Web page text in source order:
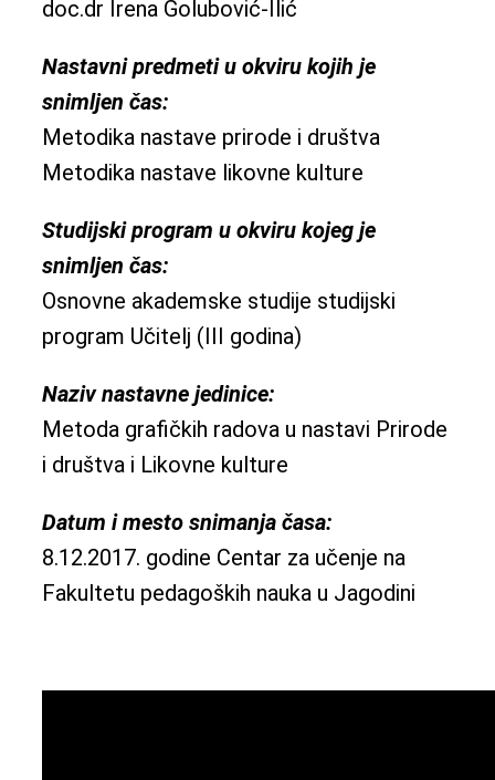
doc.dr Irena Golubović-Ilić
Nastavni predmeti u okviru kojih je
snimljen čas:
Metodika nastave prirode i društva
Metodika nastave likovne kulture
Studijski program u okviru kojeg je
snimljen čas:
Osnovne akademske studije studijski
program Učitelj (III godina)
Naziv nastavne jedinice:
Metoda grafičkih radova u nastavi Prirode
i društva i Likovne kulture
Datum i mesto snimanja časa:
8.12.2017. godine Centar za učenje na
Fakultetu pedagoških nauka u Jagodini